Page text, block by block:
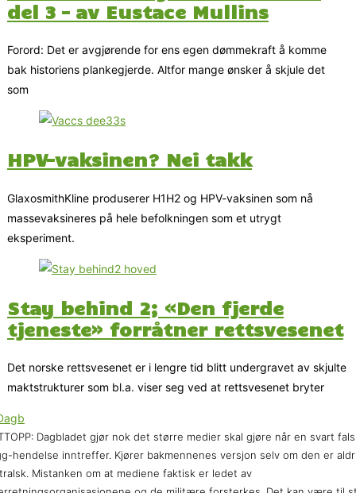
del 3 – av Eustace Mullins
Forord: Det er avgjørende for ens egen dømmekraft å komme
bak historiens plankegjerde. Altfor mange ønsker å skjule det
som
HPV-vaksinen? Nei takk
GlaxosmithKline produserer H1H2 og HPV-vaksinen som nå
massevaksineres på hele befolkningen som et utrygt
eksperiment.
Stay behind 2; «Den fjerde
tjeneste» forråtner rettsvesenet
Det norske rettsvesenet er i lengre tid blitt undergravet av skjulte
maktstrukturer som bl.a. viser seg ved at rettsvesenet bryter
Dagbladet gjør nok det større medier skal gjøre når en svart
hendelse inntreffer. Kjører bakmennenes versjon selv om den er
Mistanken om at mediene faktisk er ledet av